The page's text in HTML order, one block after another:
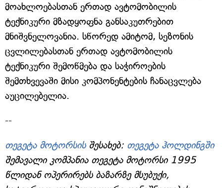
მოახლოებასთან ერთად ავტომობილის
ტექნიკური მზადყოფნა განსაკუთრებით
მნიშვნელოვანია. სწორედ ამიტომ, სეზონის
ცვლილებასთან ერთად ავტომობილის
ტექნიკური შემოწმება და საჭიროების
შემთხვევაში მისი კომპონენტების ჩანაცვლება
აუცილებელია.
--
თეგეტა მოტორსისშესახებ: თეგეტა ჰოლდინგში
შემავალი კომპანია თეგეტა მოტორსი 1995
წლიდან ოპერირებს ბაზარზე მსუბუქი,